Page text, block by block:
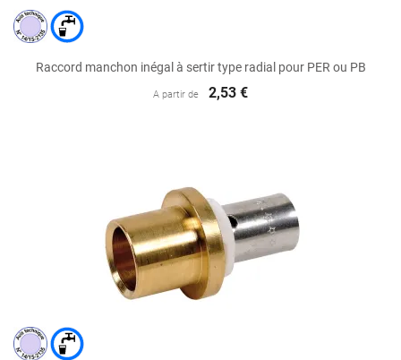
Raccord manchon inégal à sertir type radial pour PER ou PB
A partir de 2,53 €